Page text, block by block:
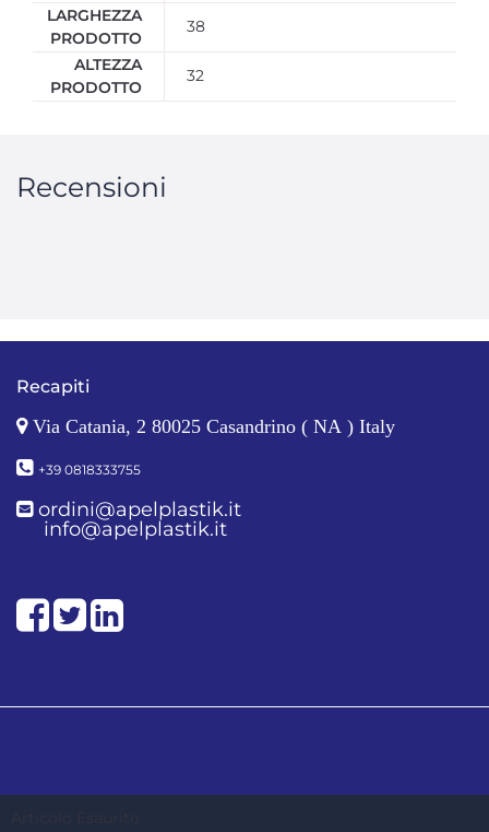
LARGHEZZA
PRODOTTO
38
ALTEZZA
PRODOTTO
32
Recensioni
Recapiti
Via Catania, 2 80025 Casandrino ( NA ) Italy
+39 0818333755
ordini@apelplastik.it
info@apelplastik.it
Facebook
TwitterLinkedIn